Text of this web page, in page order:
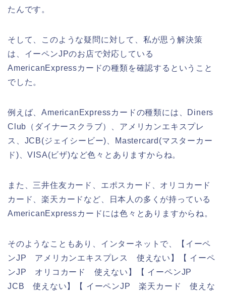
たんです。
そして、このような疑問に対して、私が思う解決策
は、イーペンJPのお店で対応している
AmericanExpressカードの種類を確認するということ
でした。
例えば、AmericanExpressカードの種類には、Diners
Club（ダイナースクラブ）、アメリカンエキスプレ
ス、JCB(ジェイシービー)、Mastercard(マスターカー
ド)、VISA(ビザ)など色々とありますからね。
また、三井住友カード、エポスカード、オリコカード
カード、楽天カードなど、日本人の多くが持っている
AmericanExpressカードには色々とありますからね。
そのようなこともあり、インターネットで、【イーペ
ンJP アメリカンエキスプレス 使えない】【 イーペ
ンJP オリコカード 使えない】【 イーペンJP
JCB 使えない】【 イーペンJP 楽天カード 使えな